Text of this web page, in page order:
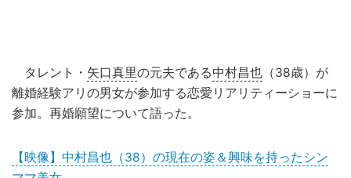
タレント・ 矢口真里の元夫である中村昌也 （38歳）が
離婚経験アリの男女が参加する恋愛リアリティーショーに
参加。再婚願望について語った。
【映像】中村昌也（38）の現在の姿＆興味を持ったシン